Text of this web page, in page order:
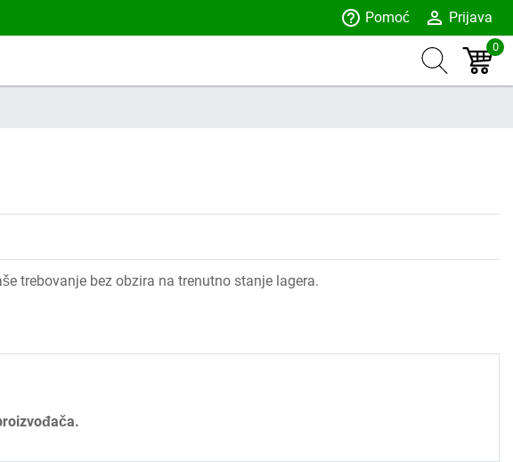
help_outline Pomoć person_outline Prijava
0
trebovanje bez obzira na trenutno stanje lagera.